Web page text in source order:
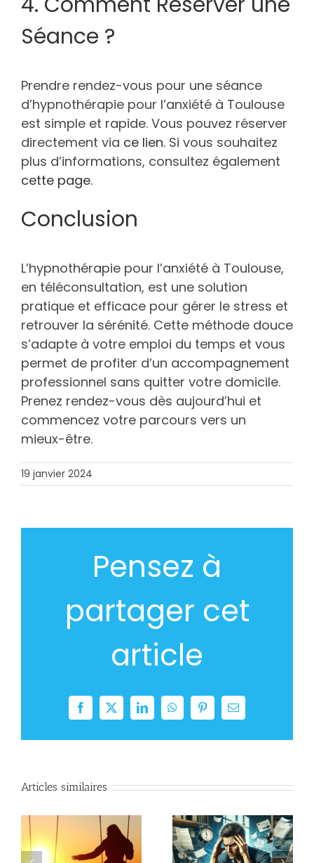
Séance ?
Prendre rendez-vous pour une séance
d’hypnothérapie pour l’anxiété à Toulouse
est simple et rapide. Vous pouvez réserver
directement via ce lien. Si vous souhaitez
plus d’informations, consultez également
cette page.
Conclusion
L’hypnothérapie pour l’anxiété à Toulouse,
en téléconsultation, est une solution
pratique et efficace pour gérer le stress et
retrouver la sérénité. Cette méthode douce
s’adapte à votre emploi du temps et vous
permet de profiter d’un accompagnement
professionnel sans quitter votre domicile.
Prenez rendez-vous dès aujourd’hui et
commencez votre parcours vers un
mieux-être.
19 janvier 2024
Pensez à
partager cet
article
FacebookTwitterLinkedInWhatsAppPinterestEmail
Articles similaires